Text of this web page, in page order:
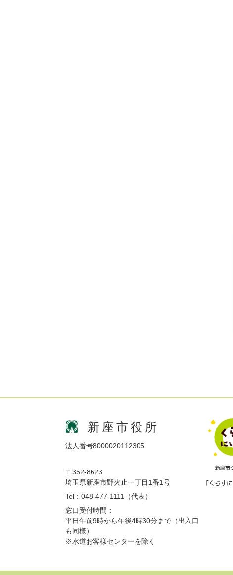
新座市役所
法人番号8000020112305
〒352-8623
埼玉県新座市野火止一丁目1番1号
Tel：048-477-1111（代表）
窓口受付時間：
平日午前9時から午後4時30分まで（出入口
も同様）
※水道お客様センターを除く